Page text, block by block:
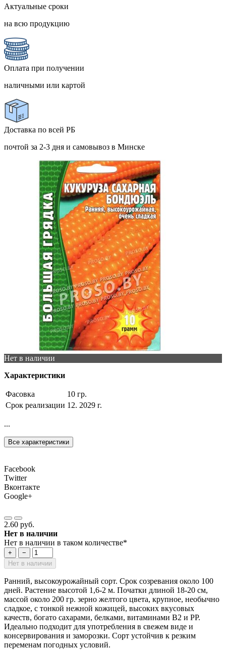
Актуальные сроки
на всю продукцию
Оплата при получении
наличными или картой
Доставка по всей РБ
почтой за 2-3 дня и самовывоз в Минске
Нет в наличии
Характеристики
Фасовка
10 гр.
Срок реализации 12. 2029 г.
...
Все характеристики
Facebook
Twitter
Вконтакте
Google+
2.60 руб.
Нет в наличии
Нет в наличии в таком количестве*
+
−
Нет в наличии
Ранний, высокоурожайный сорт. Срок созревания около 100
дней. Растение высотой 1,6-2 м. Початки длиной 18-20 см,
массой около 200 гр. зерно желтого цвета, крупное, необычно
сладкое, с тонкой нежной кожицей, высоких вкусовых
качеств, богато сахарами, белками, витаминами В2 и РР.
Идеально подходит для употребления в свежем виде и
консервирования и заморозки. Сорт устойчив к резким
переменам погодных условий.